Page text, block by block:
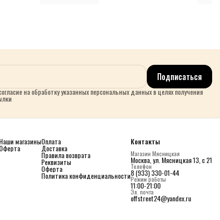
Подписаться
на обработку указанных персональных данных в целях получения
Наши магазины
Оферта
Оплата
Доставка
Правила возврата
Реквизиты
Оферта
Политика конфиденциальности
Контакты
Магазин Мясницкая
Москва, ул. Мясницкая 13, с 21
Телефон
8 (933) 330-01-44
Режим работы
11:00-21:00
Эл. почта
offstreet24@yandex.ru